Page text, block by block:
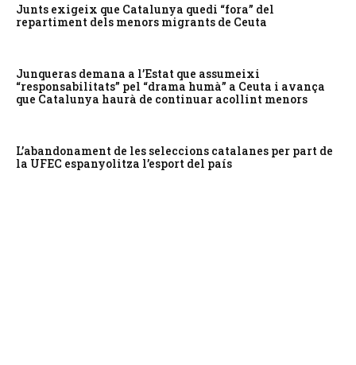
Junts exigeix que Catalunya quedi “fora” del
repartiment dels menors migrants de Ceuta
Junqueras demana a l’Estat que assumeixi
“responsabilitats” pel “drama humà” a Ceuta i avança
que Catalunya haurà de continuar acollint menors
L’abandonament de les seleccions catalanes per part de
la UFEC espanyolitza l’esport del país